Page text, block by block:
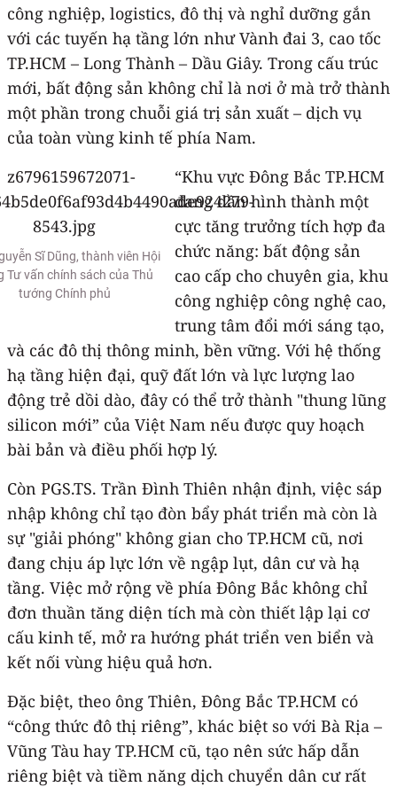
công nghiệp, logistics, đô thị và nghỉ dưỡng gắn
với các tuyến hạ tầng lớn như Vành đai 3, cao tốc
TP.HCM – Long Thành – Dầu Giây. Trong cấu trúc
mới, bất động sản không chỉ là nơi ở mà trở thành
một phần trong chuỗi giá trị sản xuất – dịch vụ
của toàn vùng kinh tế phía Nam.
Sĩ Dũng, thành viên Hội
Tư vấn chính sách của Thủ
tướng Chính phủ
“Khu vực Đông Bắc TP.HCM
đang dần hình thành một
cực tăng trưởng tích hợp đa
chức năng: bất động sản
cao cấp cho chuyên gia, khu
công nghiệp công nghệ cao,
trung tâm đổi mới sáng tạo,
và các đô thị thông minh, bền vững. Với hệ thống
hạ tầng hiện đại, quỹ đất lớn và lực lượng lao
động trẻ dồi dào, đây có thể trở thành "thung lũng
silicon mới” của Việt Nam nếu được quy hoạch
bài bản và điều phối hợp lý.
Còn PGS.TS. Trần Đình Thiên nhận định, việc sáp
nhập không chỉ tạo đòn bẩy phát triển mà còn là
sự "giải phóng" không gian cho TP.HCM cũ, nơi
đang chịu áp lực lớn về ngập lụt, dân cư và hạ
tầng. Việc mở rộng về phía Đông Bắc không chỉ
đơn thuần tăng diện tích mà còn thiết lập lại cơ
cấu kinh tế, mở ra hướng phát triển ven biển và
kết nối vùng hiệu quả hơn.
Đặc biệt, theo ông Thiên, Đông Bắc TP.HCM có
“công thức đô thị riêng”, khác biệt so với Bà Rịa –
Vũng Tàu hay TP.HCM cũ, tạo nên sức hấp dẫn
riêng biệt và tiềm năng dịch chuyển dân cư rất